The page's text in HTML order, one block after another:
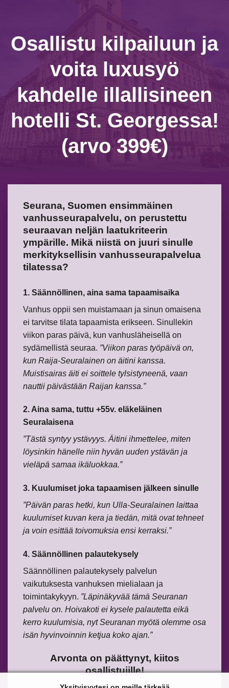
Osallistu kilpailuun ja
voita luxusyö
kahdelle illallisineen
hotelli St. Georgessa!
(arvo 399€)
Seurana, Suomen ensimmäinen
vanhusseurapalvelu, on perustettu
seuraavan neljän laatukriteerin
ympärille. Mikä niistä on juuri sinulle
merkityksellisin vanhusseurapalvelua
tilatessa?
1. Säännöllinen, aina sama tapaamisaika
Vanhus oppii sen muistamaan ja sinun omaisena
ei tarvitse tilata tapaamista erikseen. Sinullekin
viikon paras päivä, kun vanhusläheisellä on
sydämellistä seuraa. ”Viikon paras työpäivä on,
kun Raija-Seuralainen on äitini kanssa.
Muistisairas äiti ei soittele tylsistyneenä, vaan
nauttii päivästään Raijan kanssa.”
2. Aina sama, tuttu +55v. eläkeläinen
Seuralaisena
”Tästä syntyy ystävyys. Äitini ihmettelee, miten
löysinkin hänelle niin hyvän uuden ystävän ja
vieläpä samaa ikäluokkaa.”
3. Kuulumiset joka tapaamisen jälkeen sinulle
”Päivän paras hetki, kun Ulla-Seuralainen laittaa
kuulumiset kuvan kera ja tiedän, mitä ovat tehneet
ja voin esittää toivomuksia ensi kerraksi.”
4. Säännöllinen palautekysely
Säännöllinen palautekysely palvelun
vaikutuksesta vanhuksen mielialaan ja
toimintakykyyn. ”Läpinäkyvää tämä Seuranan
palvelu on. Hoivakoti ei kysele palautetta eikä
kerro kuulumisia, nyt Seuranan myötä olemme osa
isän hyvinvoinnin ketjua koko ajan.”
Arvonta on päättynyt, kiitos
osallistujille!